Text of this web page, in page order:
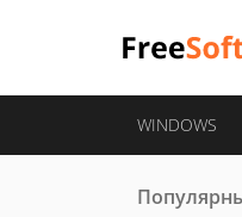
WINDOWS